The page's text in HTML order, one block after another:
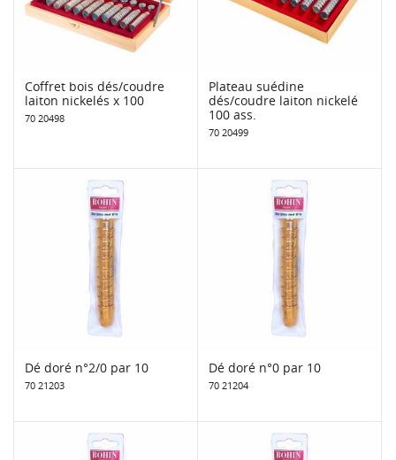
Coffret bois dés/coudre
laiton nickelés x 100
70 20498
Plateau suédine
dés/coudre laiton nickelé
100 ass.
70 20499
Dé doré n°2/0 par 10
70 21203
Dé doré n°0 par 10
70 21204